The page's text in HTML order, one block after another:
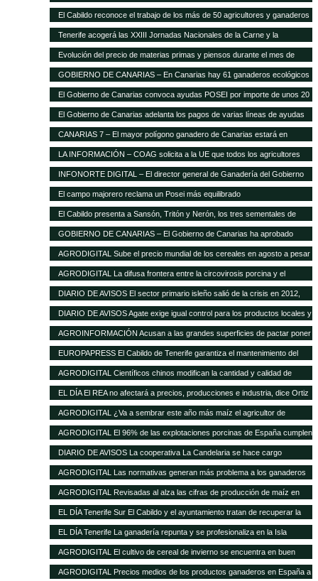
de razas ganaderas autóctonas
El Cabildo reconoce el trabajo de los más de 50 agricultores y ganaderos
Tenerife acogerá las XXIII Jornadas Nacionales de la Carne y la
Seguridad Alimentaria de AVESA
Evolución del precio de materias primas y piensos durante el mes de
enero
GOBIERNO DE CANARIAS – En Canarias hay 61 ganaderos ecológicos
El Gobierno de Canarias convoca ayudas POSEI por importe de unos 20
millones de euros
El Gobierno de Canarias adelanta los pagos de varias líneas de ayudas
del POSEI ganadero
CANARIAS 7 – El mayor polígono ganadero de Canarias estará en
Corralillos
LA INFORMACIÓN – COAG solicita a la UE que todos los agricultores
tengan el mismo porcentaje de financiación en el POSEI
INFONORTE DIGITAL – El director general de Ganadería del Gobierno
de Canarias visita La Aldea
El campo majorero reclama un Posei más equilibrado
El Cabildo presenta a Sansón, Tritón y Nerón, los tres sementales de
cochino negro
GOBIERNO DE CANARIAS – El Gobierno de Canarias ha aprobado
medidas que suponen 20 millones extra en ayudas a la agricultura y
ganadería
AGRODIGITAL Sube el precio mundial de los cereales en agosto a pesar
de las buenas perspectivas de producción
AGRODIGITAL La difusa frontera entre la circovirosis porcina y el
complejo respiratorio porcino
DIARIO DE AVISOS El sector primario isleño salió de la crisis en 2012,
cuando creció el 8%
DIARIO DE AVISOS Agate exige igual control para los productos locales y
los de fuera
AGROINFORMACIÓN Acusan a las grandes superficies de pactar poner
el pollo un 20% más barato como reclamo
EUROPAPRESS El Cabildo de Tenerife garantiza el mantenimiento del
Matadero y prevé una inversión de 500.000 euros en tres años
AGRODIGITAL Científicos chinos modifican la cantidad y calidad de
almidón del maíz
EL DÍA El REA no afectará a precios, producciones e industria, dice Ortiz
AGRODIGITAL ¿Va a sembrar este año más maíz el agricultor de
EEUU?
AGRODIGITAL El 96% de las explotaciones porcinas de España cumplen
la normativa de bienestar
DIARIO DE AVISOS La cooperativa La Candelaria se hace cargo
provisionalmente de Teisol
AGRODIGITAL Las normativas generan más problema a los ganaderos
que los precios de los cereales según la FNSEA
AGRODIGITAL Revisadas al alza las cifras de producción de maíz en
Argentina
EL DÍA Tenerife Sur El Cabildo y el ayuntamiento tratan de recuperar la
quesería
EL DÍA Tenerife La ganadería repunta y se profesionaliza en la Isla
AGRODIGITAL El cultivo de cereal de invierno se encuentra en buen
estado a pesar de las menores precipitaciones caídas
AGRODIGITAL Precios medios de los productos ganaderos en España a